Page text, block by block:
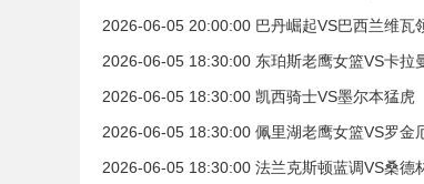
2026-06-05 20:00:00 巴丹崛起VS巴西兰维瓦
2026-06-05 18:30:00 东珀斯老鹰女篮VS卡拉
2026-06-05 18:30:00 凯西骑士VS墨尔本猛虎
2026-06-05 18:30:00 佩里湖老鹰女篮VS罗金
2026-06-05 18:30:00 法兰克斯顿蓝调VS桑德